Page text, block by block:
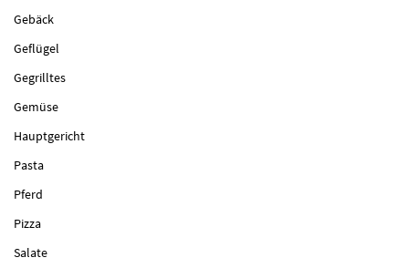
Gebäck
Geflügel
Gegrilltes
Gemüse
Hauptgericht
Pasta
Pferd
Pizza
Salate